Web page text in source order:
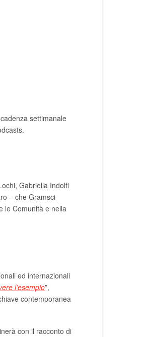
settimanale
Gabriella Indolfi
– che Gramsci
le Comunità e nella
ed internazionali
l’esempio”,
contemporanea
con il racconto di